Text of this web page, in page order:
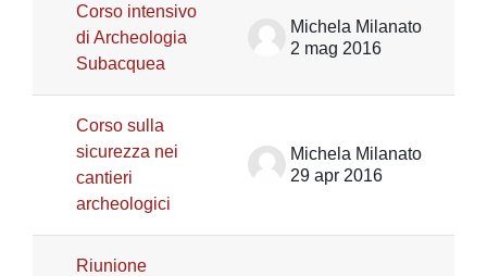
Corso intensivo
di Archeologia
Subacquea
Michela Milanato
2 mag 2016
Corso sulla
sicurezza nei
cantieri
archeologici
Michela Milanato
29 apr 2016
Riunione